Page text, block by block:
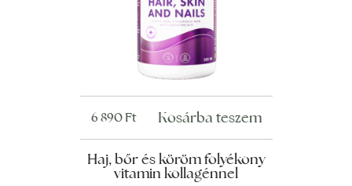
Haj, bőr és köröm folyékony
vitamin kollagénnel
6 890Ft Kosárba teszem